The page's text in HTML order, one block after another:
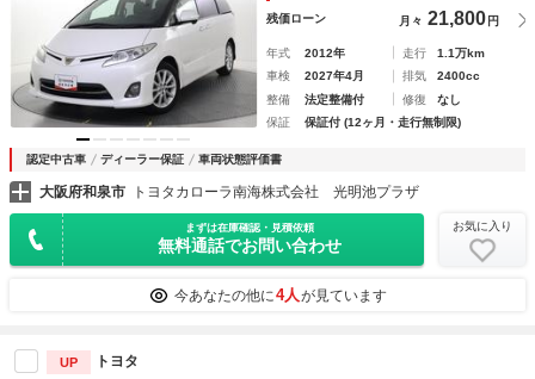
残価ローン 月々 21,800 円
年式 2012年 走行
1.1万km
車検
2027年4月 排気
2400cc
整備
法定整備付 修復
なし
保証
保証付 (12ヶ月・走行無制限)
認定中古車 ディーラー保証 車両状態評価書
大阪府和泉市 トヨタカローラ南海株式会社 光明池プラザ
まずは在庫確認・見積依頼
無料通話でお問い合わせ
お気に入り
今あなたの他に4人が見ています
UP トヨタ